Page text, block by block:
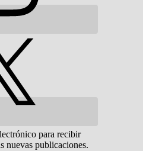
para recibir
nuevas publicaciones.